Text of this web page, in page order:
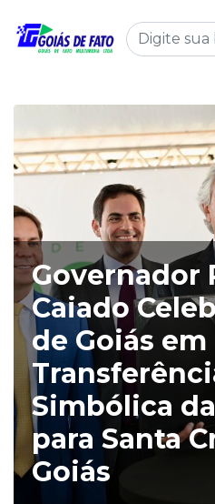
Governador
Caiado
de Goiás em
Simbólica
para Santa
Goiás